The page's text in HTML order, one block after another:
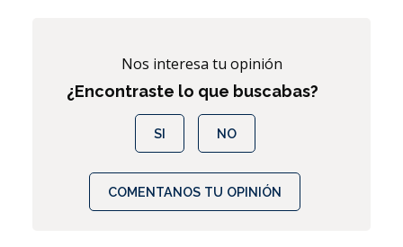
Nos interesa tu opinión
¿Encontraste lo que buscabas?
SI NO
COMENTANOS TU OPINIÓN